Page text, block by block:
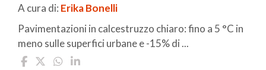
A cura di: Erika Bonelli
Pavimentazioni in calcestruzzo chiaro: fino a 5 °C in
meno sulle superfici urbane e -15% di ...